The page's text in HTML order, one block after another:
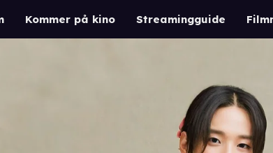
Kommer på kino Streamingguide